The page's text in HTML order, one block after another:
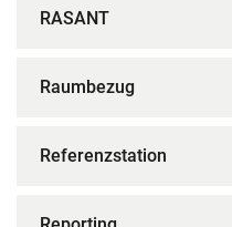
RASANT
Raumbezug
Referenzstation